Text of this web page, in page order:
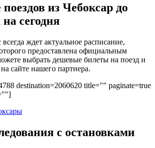
из Чебоксар до
сегодня
ждет актуальное расписание,
предоставлена официальным
выбрать дешевые билеты на поезд и
сайте нашего партнера.
destination=2060620 title="" paginate=true
с остановками